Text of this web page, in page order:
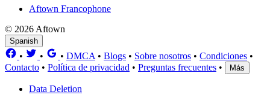
Aftown Francophone
© 2026 Aftown
Spanish
• • • DMCA • Blogs • Sobre nosotros • Condiciones •
Contacto • Política de privacidad • Preguntas frecuentes • Más
Data Deletion